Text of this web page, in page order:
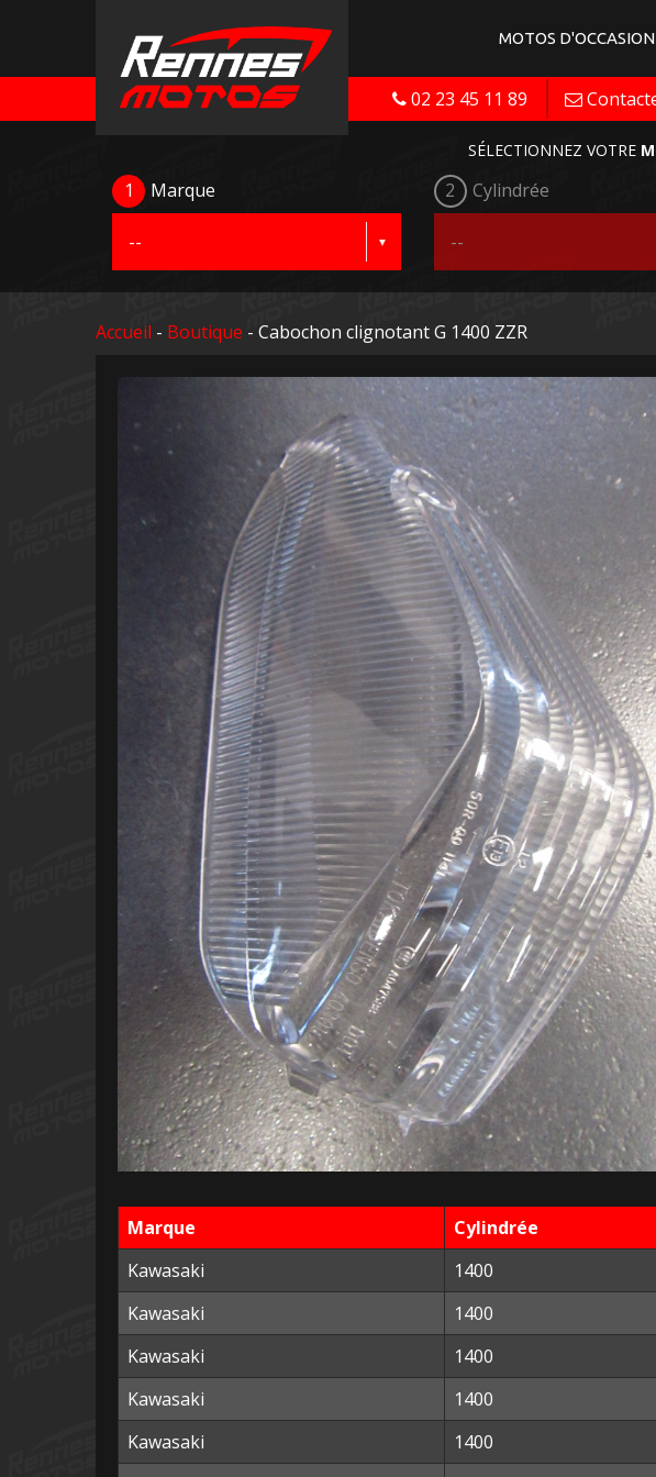
MOTOS D'OCCASION
02 23 45 11 89
SÉLECTIONNEZ VOTRE
1 Marque 2 Cylindrée
Accueil - Boutique - Cabochon clignotant G 1400 ZZR
Marque Cylindrée
Kawasaki
1400
Kawasaki
1400
Kawasaki
1400
Kawasaki
1400
Kawasaki
1400